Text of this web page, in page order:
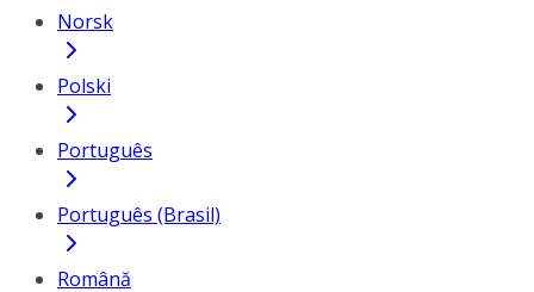
Norsk
Polski
Português
Português (Brasil)
Română